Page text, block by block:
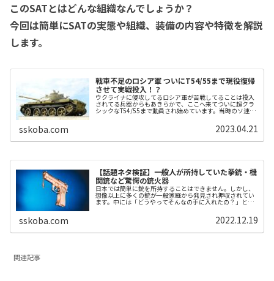
このSATとはどんな組織なんでしょうか？
今回は簡単にSATの実態や組織、装備の内容や特徴を解説
します。
戦車不足のロシア軍 ついにT54/55まで現役復帰
させて実戦投入！？
ウクライナに侵攻してるロシア軍が苦戦してることは投入
されてる兵器からもあきらかで、ここへ来てついに超クラ
シックなT54/55まで動員され始めています。当時のソ連軍
sskoba.com 2023.04.21
【話題ネタ検証】一般人が所持していた拳銃・機
関銃など驚愕の銃火器
日本では簡単に銃を所持することはできません。しかし、
想像以上に多くの銃が一般家庭から発見され押収されてい
ます。中には「どうやってそんなの手に入れたの？」とい
sskoba.com 2022.12.19
関連記事